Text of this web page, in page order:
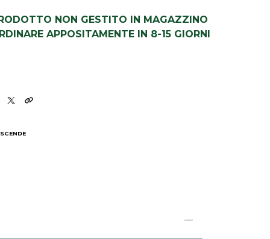
NON GESTITO IN MAGAZZINO
APPOSITAMENTE IN 8-15 GIORNI